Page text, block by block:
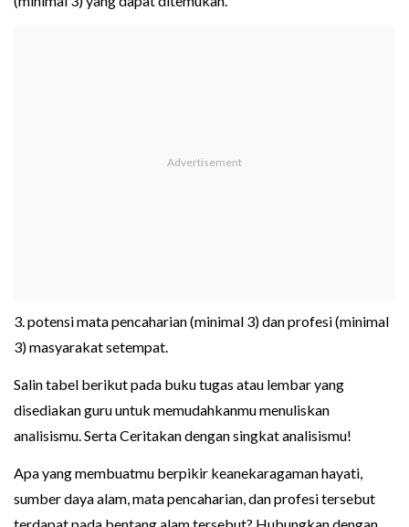
3. potensi mata pencaharian (minimal 3) dan profesi (minimal
3) masyarakat setempat.
Salin tabel berikut pada buku tugas atau lembar yang
disediakan guru untuk memudahkanmu menuliskan
analisismu. Serta Ceritakan dengan singkat analisismu!
Apa yang membuatmu berpikir keanekaragaman hayati,
sumber daya alam, mata pencaharian, dan profesi tersebut